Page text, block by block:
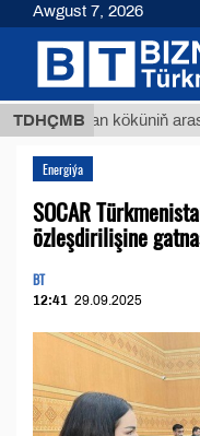
TDHÇMB
Buýan köküniň
Energiýa
SOCAR
özleşdirilişine
BT
12:41 29.09.2025
Awgust 7, 2026